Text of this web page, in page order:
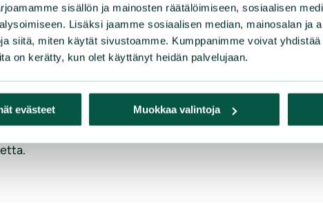
sisällön ja mainosten räätälöimiseen, sosiaalisen
Lisäksi jaamme sosiaalisen median, mainosalan ja
siitä, miten käytät sivustoamme. Kumppanimme voivat
on kerätty, kun olet käyttänyt heidän palvelujaan.
evästeet Muokkaa valintoja
ja pölyttäjistä uutta tietoa -
7.8.2025
pölyttäjiä suosivasta joustavasta
pölyttäjätiedosta lähikoulutuksen
Priodiversity LIFE -hankkeen
työntekijöille 7.8.2025. Koulutus oli osa